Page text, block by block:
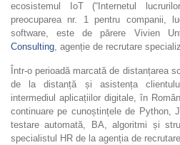
ecosistemul IoT (“Internetul
preocuparea nr. 1 pentru companii,
software, este de părere Vivien
Consulting, agenție de recrutare
Într-o perioadă marcată de distanțarea
de la distanță și asistența
intermediul aplicațiilor digitale, în
continuare pe cunoștințele de Python,
testare automată, BA, algoritmi și
specialistul HR de la agenția de